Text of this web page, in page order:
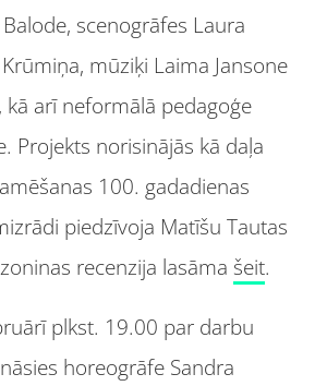
scenogrāfes Laura
mūziķi Laima Jansone
kā arī neformālā pedagoģe
Projekts norisinājās kā daļa
100. gadadienas
piedzīvoja Matīšu Tautas
recenzija lasāma šeit.
plkst. 19.00 par darbu
horeogrāfe Sandra